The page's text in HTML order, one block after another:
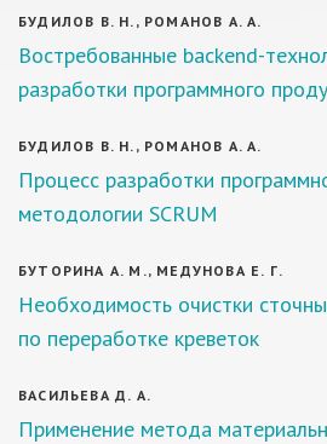
БУДИЛОВ В. Н., РОМАНОВ А. А.
Востребованные backend-
разработки программного
БУДИЛОВ В. Н., РОМАНОВ А. А.
Процесс разработки
методологии SCRUM
БУТОРИНА А. М., МЕДУНОВА Е. Г.
Необходимость очистки
по переработке креветок
ВАСИЛЬЕВА Д. А.
Применение метода